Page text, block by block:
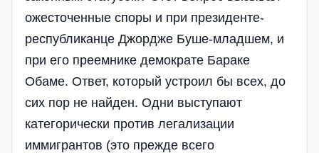
ожесточенные споры и при президенте-
республиканце Джордже Буше-младшем, и
при его преемнике демократе Бараке
Обаме. Ответ, который устроил бы всех, до
сих пор не найден. Одни выступают
категорически против легализации
иммигрантов (это прежде всего